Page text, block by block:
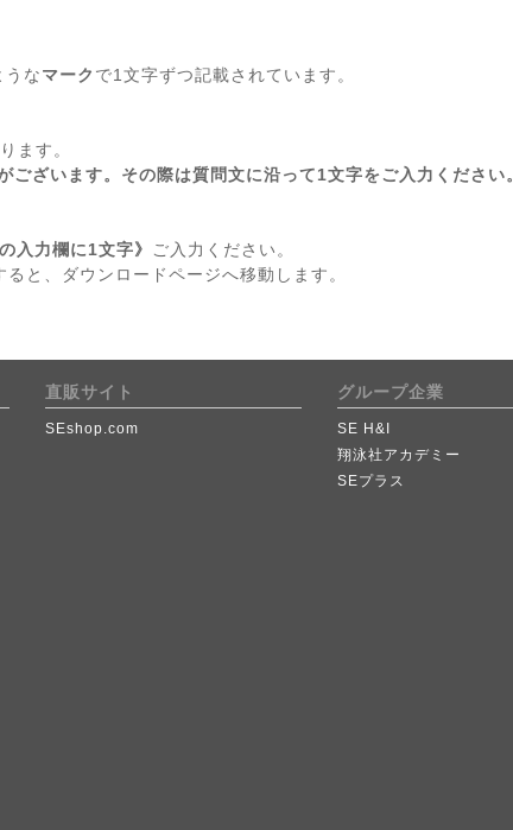
なマーク で1文字ずつ記載されています。
ます。
ざいます。その際は質問文に沿って1文字をご入力ください。
入力欄に1文字》
ご入力ください。
と、ダウンロードページへ移動します。
直販サイト
SEshop.com
グループ企業
SE H&I
翔泳社アカデミー
SEプラス